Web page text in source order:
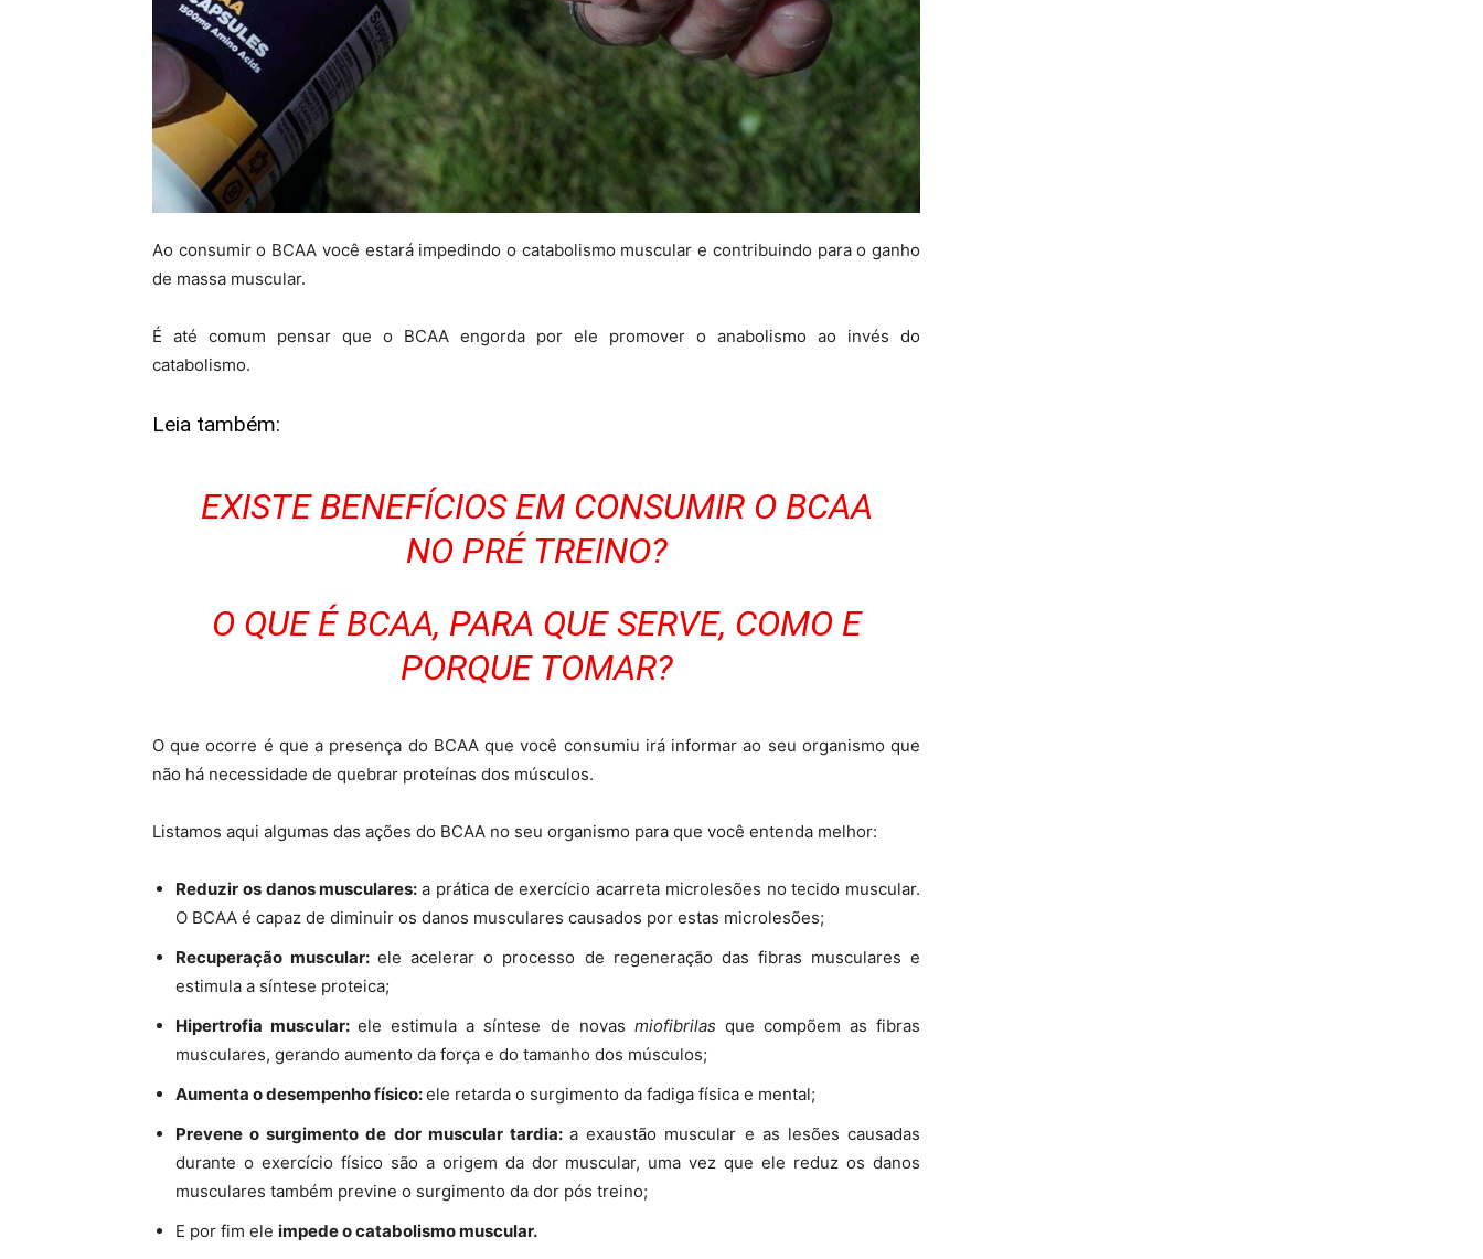
Ao consumir o BCAA você estará impedindo o catabolismo muscular e contribuindo para o ganho
de massa muscular.
É até comum pensar que o BCAA engorda por ele promover o anabolismo ao invés do
catabolismo.
Leia também:
EXISTE BENEFÍCIOS EM CONSUMIR O BCAA
NO PRÉ TREINO?
O QUE É BCAA, PARA QUE SERVE, COMO E
PORQUE TOMAR?
O que ocorre é que a presença do BCAA que você consumiu irá informar ao seu organismo que
não há necessidade de quebrar proteínas dos músculos.
Listamos aqui algumas das ações do BCAA no seu organismo para que você entenda melhor:
Reduzir os danos musculares: a prática de exercício acarreta microlesões no tecido muscular.
O BCAA é capaz de diminuir os danos musculares causados por estas microlesões;
Recuperação muscular:ele acelerar o processo de regeneração das fibras musculares e
estimula a síntese proteica;
Hipertrofia muscular:ele estimula a síntese de novas miofibrilas que compõem as fibras
musculares, gerando aumento da força e do tamanho dos músculos;
Aumenta o desempenho físico:ele retarda o surgimento da fadiga física e mental;
Prevene o surgimento de dor muscular tardia:a exaustão muscular e as lesões causadas
durante o exercício físico são a origem da dor muscular, uma vez que ele reduz os danos
musculares também previne o surgimento da dor pós treino;
E por fim ele impede o catabolismo muscular.